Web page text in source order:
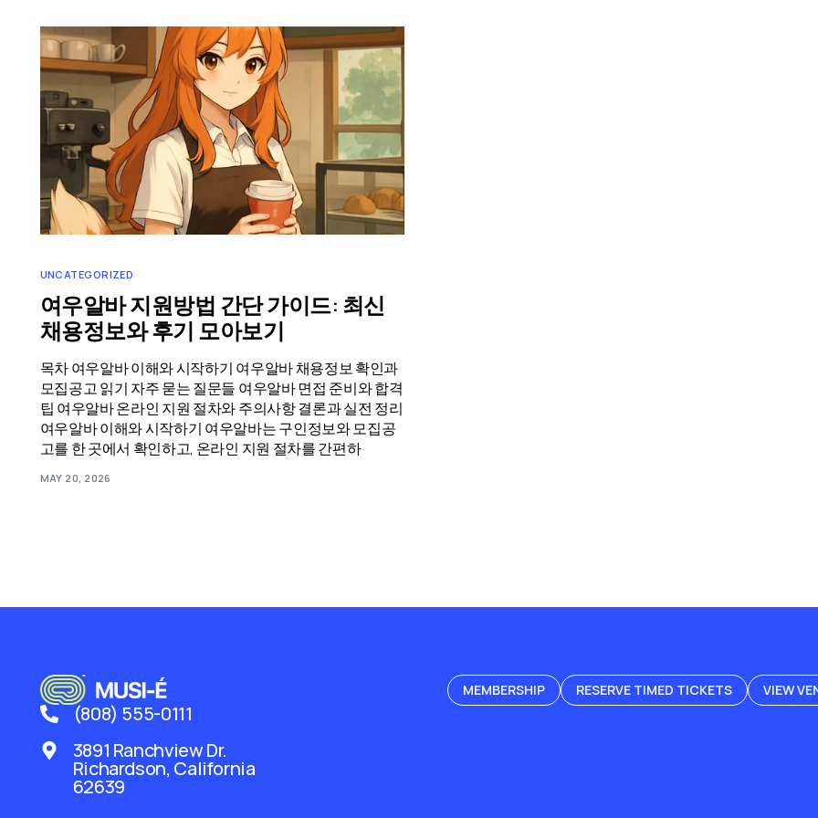
UNCATEGORIZED
여우알바 지원방법 간단 가이드: 최신
채용정보와 후기 모아보기
목차 여우알바 이해와 시작하기 여우알바 채용정보 확인과
모집공고 읽기 자주 묻는 질문들 여우알바 면접 준비와 합격
팁 여우알바 온라인 지원 절차와 주의사항 결론과 실전 정리
여우알바 이해와 시작하기 여우알바는 구인정보와 모집공
고를 한 곳에서 확인하고, 온라인 지원 절차를 간편하
MAY 20, 2026
(808) 555-0111
3891 Ranchview Dr.
Richardson, California
62639
MEMBERSHIP RESERVE TIMED TICKETS VIEW